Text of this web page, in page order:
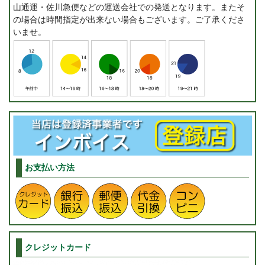
山通運・佐川急便などの運送会社での発送となります。またそ
の場合は時間指定が出来ない場合もございます。ご了承くださ
いませ。
お支払い方法
クレジットカード